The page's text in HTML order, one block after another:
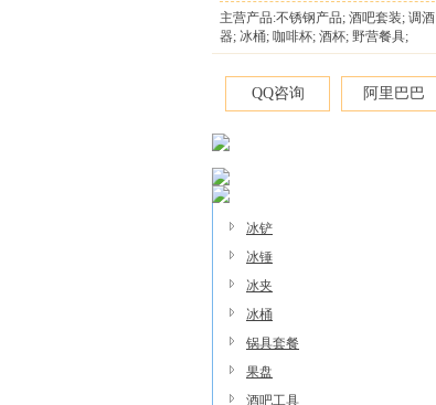
主营产品:不锈钢产品; 酒吧套装; 调酒
器; 冰桶; 咖啡杯; 酒杯; 野营餐具;
QQ咨询 阿里巴巴
冰铲
冰锤
冰夹
冰桶
锅具套餐
果盘
酒吧工具